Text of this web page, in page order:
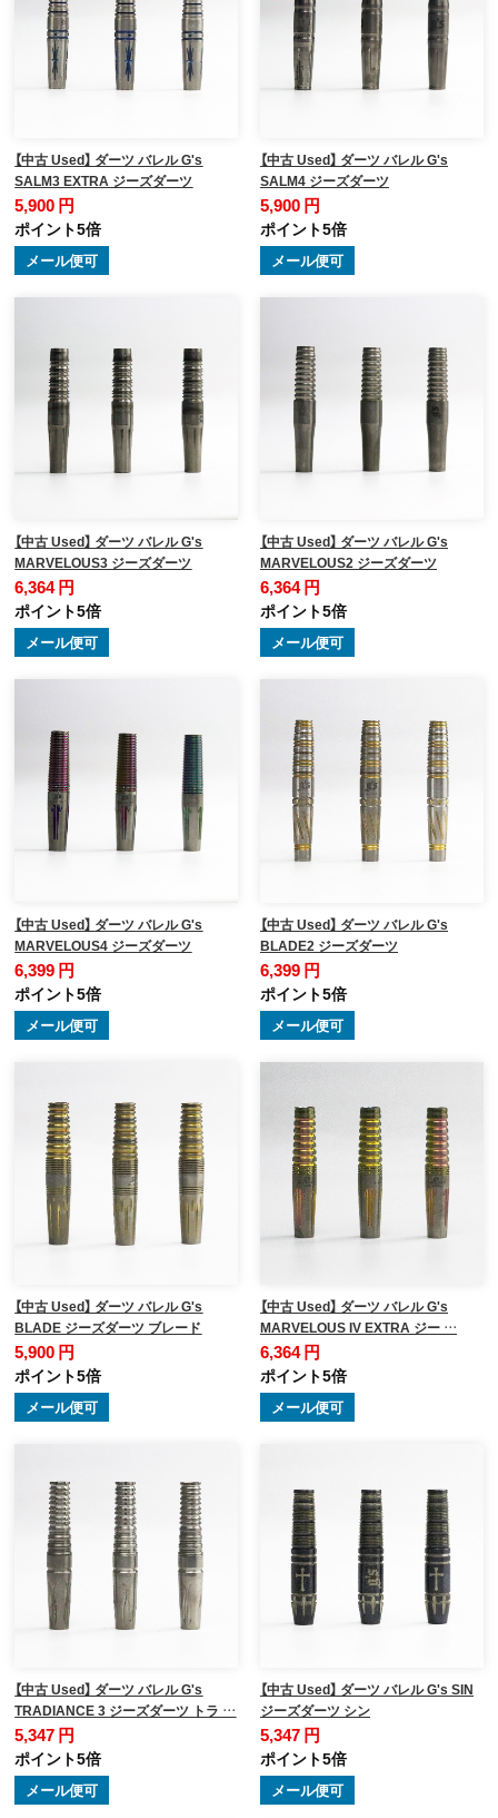
【中古 Used】 ダーツ バレル G's
SALM3 EXTRA ジーズダーツ
5,900 円
ポイント5倍
メール便可
【中古 Used】 ダーツ バレル G's
SALM4 ジーズダーツ
5,900 円
ポイント5倍
メール便可
【中古 Used】 ダーツ バレル G's
MARVELOUS3 ジーズダーツ
6,364 円
ポイント5倍
メール便可
【中古 Used】 ダーツ バレル G's
MARVELOUS2 ジーズダーツ
6,364 円
ポイント5倍
メール便可
【中古 Used】 ダーツ バレル G's
MARVELOUS4 ジーズダーツ
6,399 円
ポイント5倍
メール便可
【中古 Used】 ダーツ バレル G's
BLADE2 ジーズダーツ
6,399 円
ポイント5倍
メール便可
【中古 Used】 ダーツ バレル G's
BLADE ジーズダーツ ブレード
5,900 円
ポイント5倍
メール便可
【中古 Used】 ダーツ バレル G's
MARVELOUS IV EXTRA ジー …
6,364 円
ポイント5倍
メール便可
【中古 Used】 ダーツ バレル G's
TRADIANCE 3 ジーズダーツ トラ …
5,347 円
ポイント5倍
メール便可
【中古 Used】 ダーツ バレル G's SIN
ジーズダーツ シン
5,347 円
ポイント5倍
メール便可